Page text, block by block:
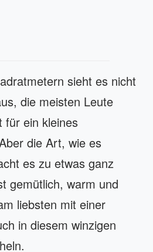
sieht es nicht
die meisten Leute
für ein kleines
die Art, wie es
es zu etwas ganz
gemütlich, warm und
liebsten mit einer
in diesem winzigen